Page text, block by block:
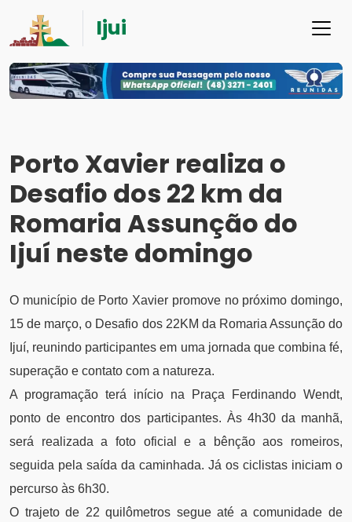
Ijui
Porto Xavier realiza o
Desafio dos 22 km da
Romaria Assunção do
Ijuí neste domingo
O município de Porto Xavier promove no próximo domingo,
15 de março, o Desafio dos 22KM da Romaria Assunção do
Ijuí, reunindo participantes em uma jornada que combina fé,
superação e contato com a natureza.
A programação terá início na Praça Ferdinando Wendt,
ponto de encontro dos participantes. Às 4h30 da manhã,
será realizada a foto oficial e a bênção aos romeiros,
seguida pela saída da caminhada. Já os ciclistas iniciam o
percurso às 6h30.
O trajeto de 22 quilômetros segue até a comunidade de